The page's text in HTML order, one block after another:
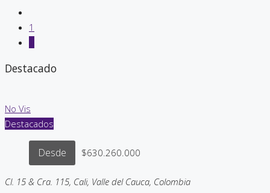
1
Destacado
No Vis
Destacados
Desde $630.260.000
Cl. 15 & Cra. 115, Cali, Valle del Cauca, Colombia